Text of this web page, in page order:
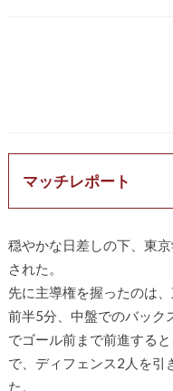
マッチレポート
穏やかな日差しの下、東
された。
先に主導権を握ったのは、
前半5分、中盤でのバッ
でゴール前まで前進する
で、ディフェンス2人を引
た。